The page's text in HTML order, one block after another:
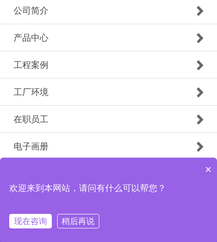
公司简介
产品中心
工程案例
工厂环境
在职员工
电子画册
Copyright © 2019 广州市白云南粤防火门有限公司花都
分公司 版权所有
×
欢迎来到本网站，请问有什么可以帮您？
现在咨询 稍后再说